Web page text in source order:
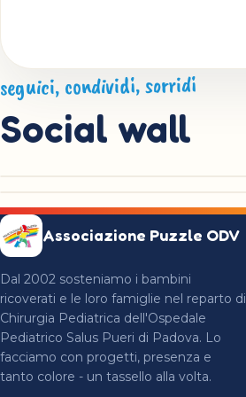
seguici, condividi, sorridi
Social wall
►
Associazione Puzzle ODV
Dal 2002 sosteniamo i bambini
ricoverati e le loro famiglie nel reparto di
Chirurgia Pediatrica dell'Ospedale
Pediatrico Salus Pueri di Padova. Lo
facciamo con progetti, presenza e
tanto colore - un tassello alla volta.